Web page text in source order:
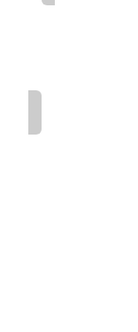
kunnen nemen aan